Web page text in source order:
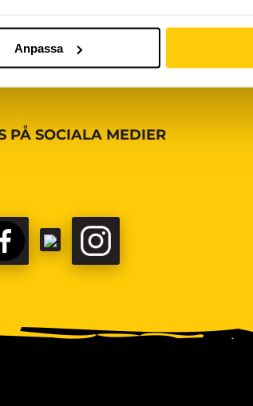
Anpassa
PÅ SOCIALA MEDIER
FACEBOOKTIKTOK